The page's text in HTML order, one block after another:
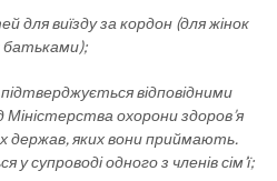
для виїзду за кордон (для жінок
батьками);
відповідними
охорони здоров’я
держав, яких вони приймають.
у супроводі одного з членів сім’ї;